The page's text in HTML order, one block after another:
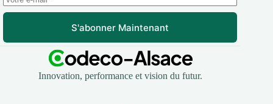
S'abonner Maintenant
Innovation, performance et vision du futur.